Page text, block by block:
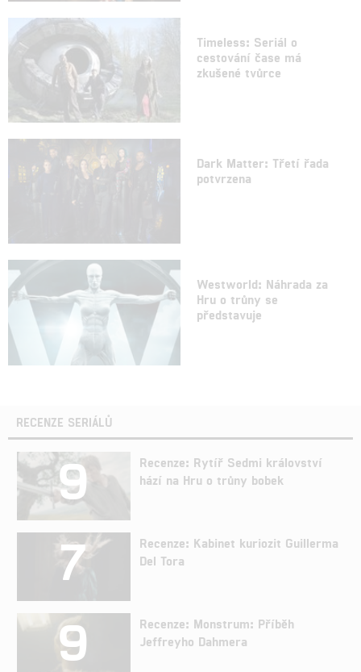
Timeless: Seriál o
cestování čase má
zkušené tvůrce
Dark Matter: Třetí řada
potvrzena
Westworld: Náhrada za
Hru o trůny se
představuje
RECENZE SERIÁLŮ
9
Recenze: Rytíř Sedmi království
hází na Hru o trůny bobek
7
Recenze: Kabinet kuriozit Guillerma
Del Tora
9
Recenze: Monstrum: Příběh
Jeffreyho Dahmera